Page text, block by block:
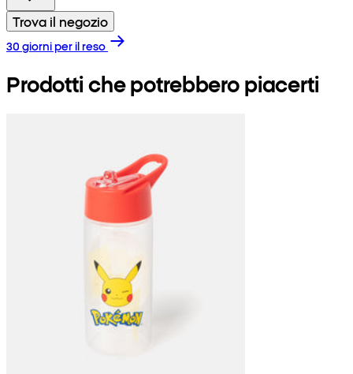
Trova il negozio
30 giorni per il reso
Prodotti che potrebbero piacerti